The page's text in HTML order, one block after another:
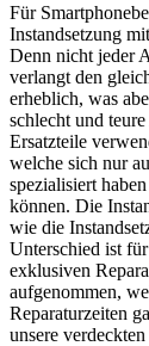
Für
Instandsetzung
Denn nicht jeder
verlangt den
erheblich, was
schlecht und
Ersatzteile
welche sich nur
spezialisiert
können. Die
wie die
Unterschied ist
exklusiven
aufgenommen,
Reparaturzeiten
unsere